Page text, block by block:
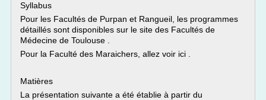
Syllabus
Pour les Facultés de Purpan et Rangueil, les programmes
détaillés sont disponibles sur le site des Facultés de
Médecine de Toulouse .
Pour la Faculté des Maraichers, allez voir ici .
Matières
La présentation suivante a été établie à partir du